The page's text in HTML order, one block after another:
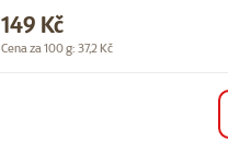
Cena
149 Kč
Cena za 100 g: 37,2 Kč